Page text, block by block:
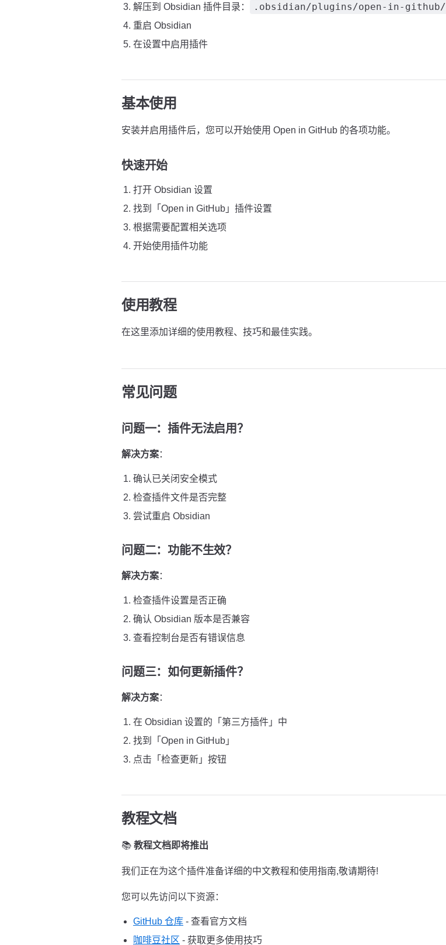
解压到 Obsidian 插件目录：
.obsidian/plugins/open-in-github/
重启 Obsidian
在设置中启用插件
基本使用
安装并启用插件后，您可以开始使用 Open in GitHub 的各项功能。
快速开始
打开 Obsidian 设置
找到「Open in GitHub」插件设置
根据需要配置相关选项
开始使用插件功能
使用教程
在这里添加详细的使用教程、技巧和最佳实践。
常见问题
问题一：插件无法启用？
解决方案：
确认已关闭安全模式
检查插件文件是否完整
尝试重启 Obsidian
问题二：功能不生效？
解决方案：
检查插件设置是否正确
确认 Obsidian 版本是否兼容
查看控制台是否有错误信息
问题三：如何更新插件？
解决方案：
在 Obsidian 设置的「第三方插件」中
找到「Open in GitHub」
点击「检查更新」按钮
教程文档
📚 教程文档即将推出
我们正在为这个插件准备详细的中文教程和使用指南,敬请期待!
您可以先访问以下资源：
GitHub 仓库 - 查看官方文档
咖啡豆社区 - 获取更多使用技巧